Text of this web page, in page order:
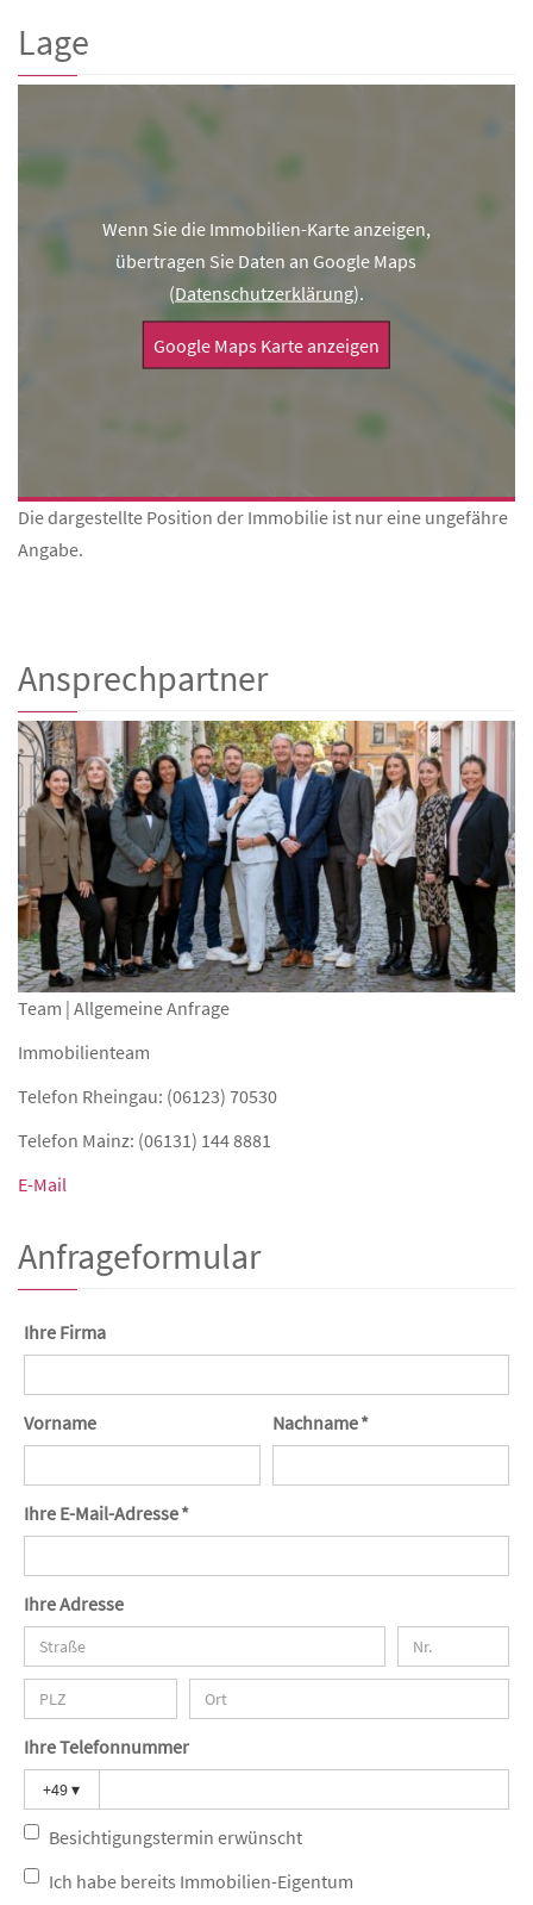
Lage
Wenn Sie die Immobilien-Karte anzeigen,
übertragen Sie Daten an Google Maps
(Datenschutzerklärung).
Google Maps Karte anzeigen
Die dargestellte Position der Immobilie ist nur eine ungefähre
Angabe.
Ansprechpartner
Team | Allgemeine Anfrage
Immobilienteam
Telefon Rheingau: (06123) 70530
Telefon Mainz: (06131) 144 8881
E-Mail
Anfrageformular
Ihre Firma
Vorname Nachname *
Ihre E-Mail-Adresse *
Ihre Adresse
Ihre Telefonnummer
+49▾
Besichtigungstermin erwünscht
Ich habe bereits Immobilien-Eigentum